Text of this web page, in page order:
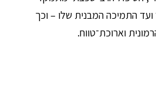
התמיכה המבנית שלו – וכך
וארוכת־טווח.